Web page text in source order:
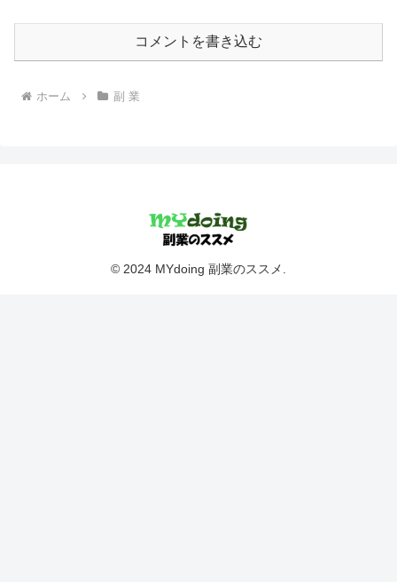
コメントを書き込む
ホーム 副 業
© 2024 MYdoing 副業のススメ.